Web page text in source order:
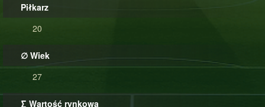
Piłkarz
20
∅ Wiek
27
∑ Wartość rynkowa